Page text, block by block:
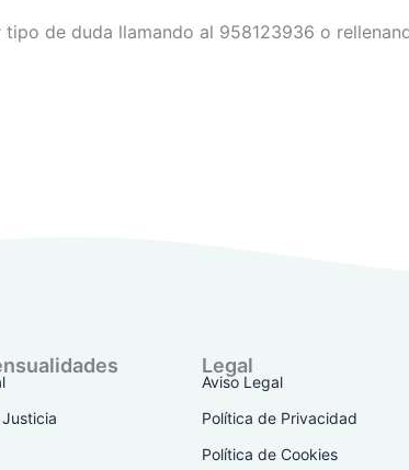
de duda llamando al 958123936 o
Legal
Aviso Legal
Política de Privacidad
Política de Cookies